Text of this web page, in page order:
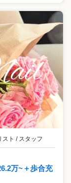
スト / スタッフ
万~＋歩合充